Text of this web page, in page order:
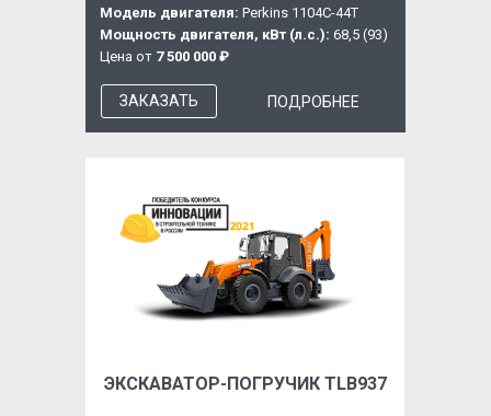
ЭКСКАВАТОР-ПОГРУЧИК TLB937
Модель двигателя: Perkins 1104C-44T
Мощность двигателя, кВт (л.с.): 68,5 (93)
Цена от 7 500 000 ₽
ПОДРОБНЕЕ
ЗАКАЗАТЬ